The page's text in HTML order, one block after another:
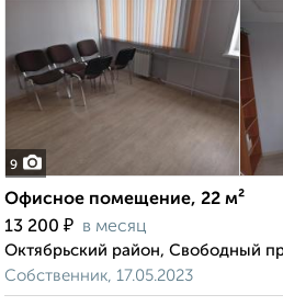
9
Офисное помещение, 22 м²
13 200 ₽ в месяц
Октябрьский район, Свободный
Собственник, 17.05.2023